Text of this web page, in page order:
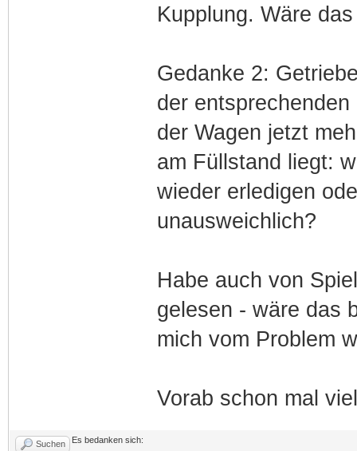
Kupplung. Wäre
Gedanke 2:
der
der Wagen jetzt
am Füllstand liegt:
wieder erledigen
unausweichlich?
Habe auch von
gelesen - wäre das
mich vom Problem
Vorab schon mal
Suchen Es bedanken sich: